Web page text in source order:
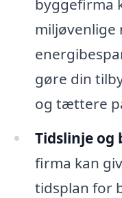
byggefirma
miljøvenlige
gøre din
og tættere
Tidslinje og
firma kan
tidsplan for